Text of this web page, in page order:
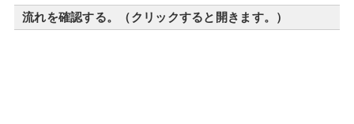
流れを確認する。（クリックすると開きます。）